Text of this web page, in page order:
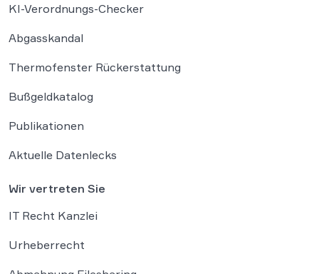
KI-Verordnungs-Checker
Abgasskandal
Thermofenster Rückerstattung
Bußgeldkatalog
Publikationen
Aktuelle Datenlecks
Wir vertreten Sie
IT Recht Kanzlei
Urheberrecht